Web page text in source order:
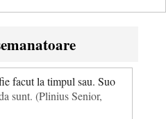
facut la timpul sau. Suo
sunt. (Plinius Senior,